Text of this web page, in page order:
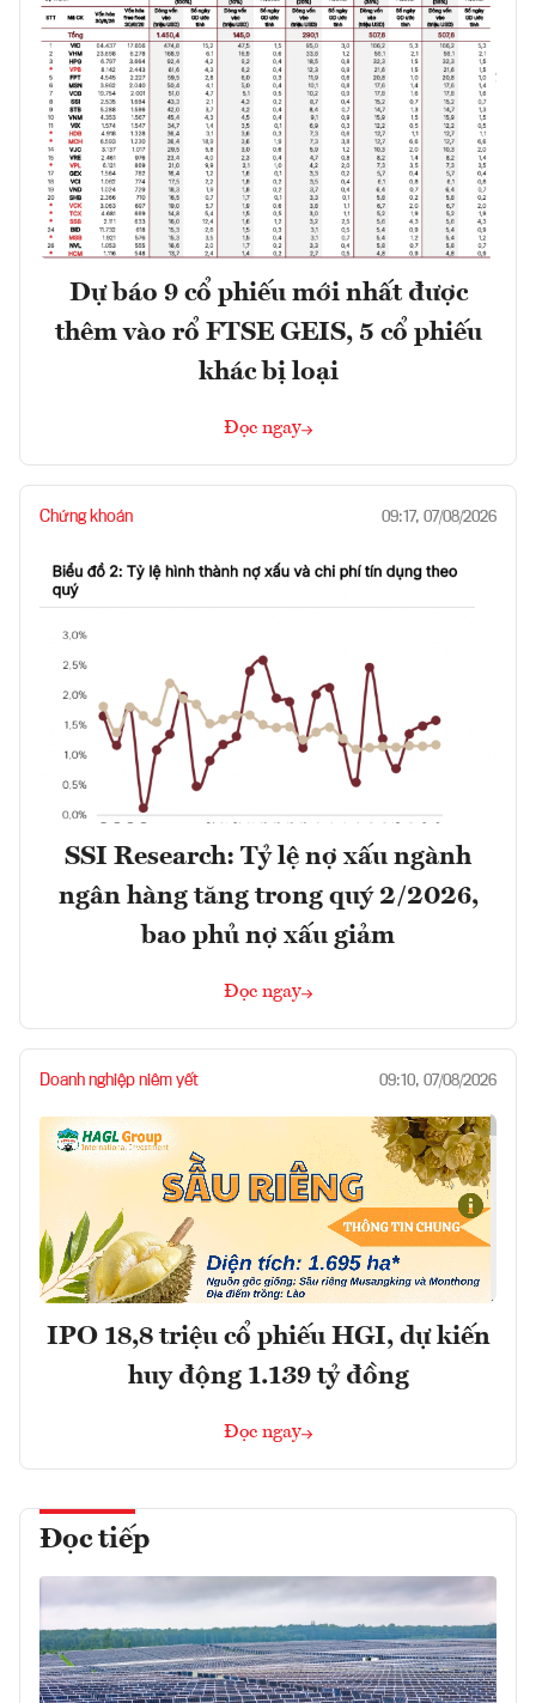
Dự báo 9 cổ phiếu mới nhất được
thêm vào rổ FTSE GEIS, 5 cổ phiếu
khác bị loại
Đọc ngay
Chứng khoán 09:17, 07/08/2026
SSI Research: Tỷ lệ nợ xấu ngành
ngân hàng tăng trong quý 2/2026,
bao phủ nợ xấu giảm
Đọc ngay
Doanh nghiệp niêm yết 09:10, 07/08/2026
IPO 18,8 triệu cổ phiếu HGI, dự kiến
huy động 1.139 tỷ đồng
Đọc ngay
Đọc tiếp